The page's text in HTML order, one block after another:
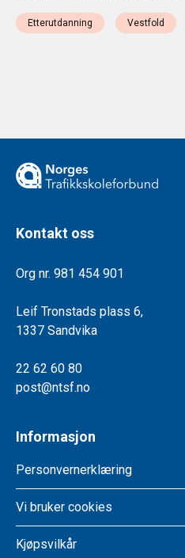
Etterutdanning Vestfold
Kontakt oss
Org nr. 981 454 901
Leif Tronstads plass 6,
1337 Sandvika
22 62 60 80
post@ntsf.no
Informasjon
Personvernerklæring
Vi bruker cookies
Kjøpsvilkår